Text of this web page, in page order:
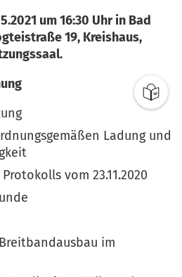
um 16:30 Uhr in Bad
19, Kreishaus,
Ladung und
vom 23.11.2020
im